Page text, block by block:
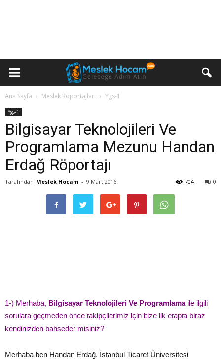
Ana Sayfa Meslek Röportajları Ygs-1
Ygs-1
Bilgisayar Teknolojileri Ve
Programlama Mezunu Handan
Erdağ Röportajı
Tarafından Meslek Hocam - 9 Mart 2016 0
704
1­-) Merhaba, Bilgisayar Teknolojileri Ve Programlamaile ilgili
sorulara geçmeden önce takipçilerimiz için bize ilk etapta biraz
kendinizden bahseder misiniz?
Merhaba ben Handan Erdağ. İstanbul Ticaret Üniversitesi